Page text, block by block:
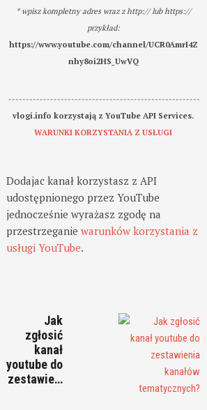
* wpisz kompletny adres wraz z http:// lub https://
przykład:
https://www.youtube.com/channel/UCR0AmrI4Z
nhy8oi2HS_UwVQ
-------------------------------------------------------
vlogi.info korzystają z YouTube API Services.
WARUNKI KORZYSTANIA Z USŁUGI
Dodajac kanał korzystasz z API
udostępnionego przez YouTube
jednocześnie wyrażasz zgodę na
przestrzeganiewarunków korzystania z
usługi YouTube.
Jak
zgłosić
kanał
youtube do
zestawie…